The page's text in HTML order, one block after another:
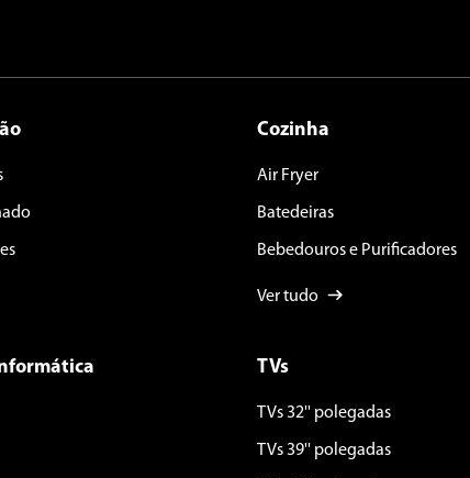
Cozinha
Air Fryer
Batedeiras
Bebedouros e Purificadores
Ver tudo
TVs
TVs 32'' polegadas
TVs 39'' polegadas